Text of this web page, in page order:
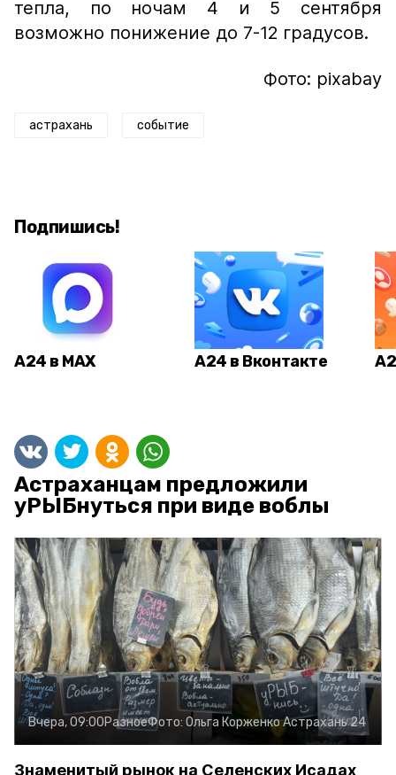
тепла, по ночам 4 и 5 сентября
возможно понижение до 7-12 градусов.
Фото: pixabay
астрахань событие
Подпишись!
А24 в MAX А24 в Вконтакте
Астраханцам предложили
уРЫБнуться при виде воблы
Вчера, 09:00РазноеФото: Ольга КорженкоАстрахань 24
Знаменитый рынок на Селенских Исадах